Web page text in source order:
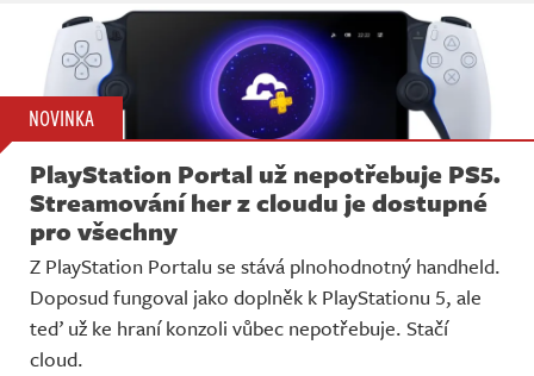
NOVINKA
PlayStation Portal už nepotřebuje PS5.
Streamování her z cloudu je dostupné
pro všechny
Z PlayStation Portalu se stává plnohodnotný handheld.
Doposud fungoval jako doplněk k PlayStationu 5, ale
teď už ke hraní konzoli vůbec nepotřebuje. Stačí
cloud.